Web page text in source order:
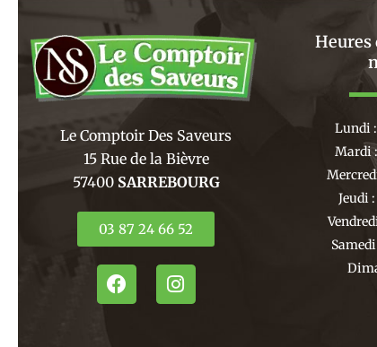
Le Comptoir Des Saveurs
15 Rue de la Bièvre
57400 SARREBOURG
03 87 24 66 52
F
a
I
n
Heures
Lundi
Mardi
Jeudi